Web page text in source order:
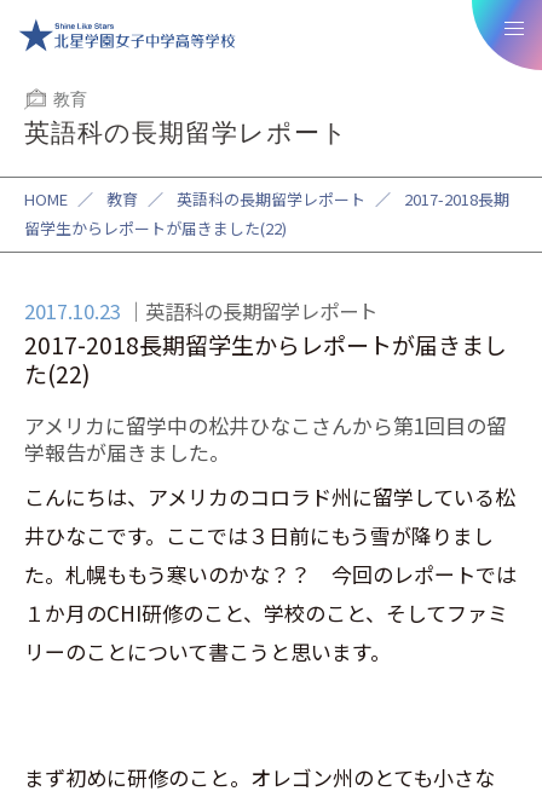
教育
英語科の長期留学レポート
HOME ／ 教育 ／ 英語科の長期留学レポート ／
2017-2018長期
留学生からレポートが届きました(22)
2017.10.23 英語科の長期留学レポート
2017-2018長期留学生からレポートが届きまし
た(22)
アメリカに留学中の松井ひなこさんから第1回目の留
学報告が届きました。
こんにちは、アメリカのコロラド州に留学している松
井ひなこです。ここでは３日前にもう雪が降りまし
た。札幌ももう寒いのかな？？ 今回のレポートでは
１か月のCHI研修のこと、学校のこと、そしてファミ
リーのことについて書こうと思います。
まず初めに研修のこと。オレゴン州のとても小さな